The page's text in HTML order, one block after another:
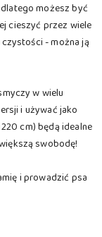
możesz być
cieszyć przez wiele
- można ją
w wielu
i używać jako
cm) będą idealne
swobodę!
i prowadzić psa